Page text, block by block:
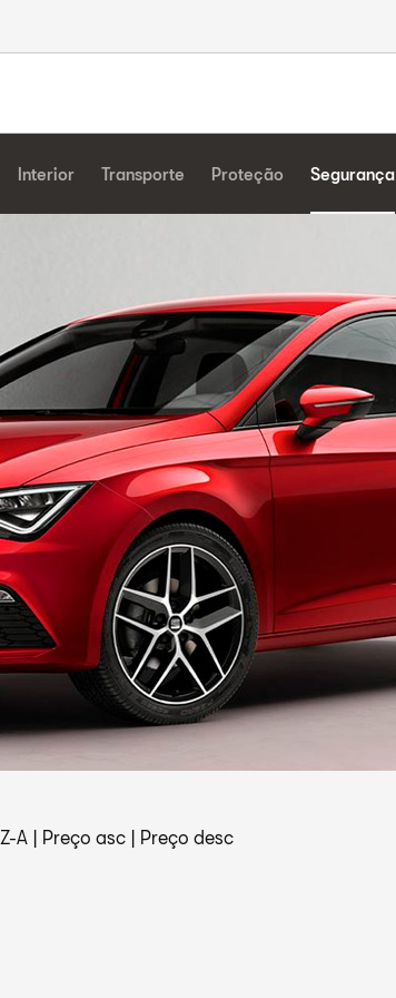
Interior Transporte Proteção Segurança
Z-A | Preço asc | Preço desc